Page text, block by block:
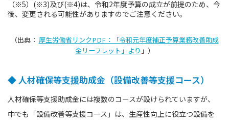
（※5）(※3)及び(※4)は、令和2年度予算の成立が前提のため、今
後、変更される可能性がありますのでご注意ください。
（出典： 厚生労働省リンクPDF：「令和元年度補正予算業務改善助成
金リーフレット」より 」）
◆ 人材確保等支援助成金（設備改善等支援コース）
人材確保等支援助成金には複数のコースが設けられていますが、
中でも「設備改善等支援コース」は、生産性向上に役立つ設備を